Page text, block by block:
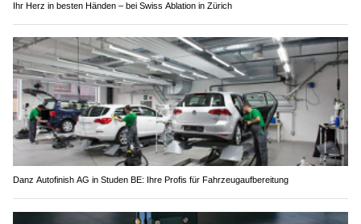
Ihr Herz in besten Händen – bei Swiss Ablation in Zürich
Danz Autofinish AG in Studen BE: Ihre Profis für Fahrzeugaufbereitung